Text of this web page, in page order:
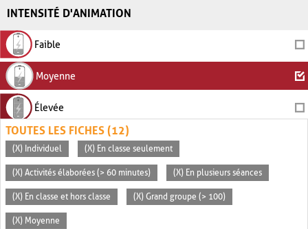
INTENSITÉ D'ANIMATION
Faible
Moyenne
Élevée
TOUTES LES FICHES (12)
(X) Individuel (X) En classe seulement
(X) Activités élaborées (> 60 minutes) (X) En plusieurs séances
(X) En classe et hors classe (X) Grand groupe (> 100)
(X) Moyenne